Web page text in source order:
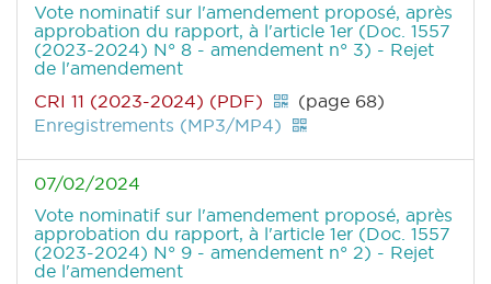
Vote nominatif sur l'amendement proposé, après
approbation du rapport, à l'article 1er (Doc. 1557
(2023-2024) N° 8 - amendement n° 3) - Rejet
de l'amendement
CRI 11 (2023-2024) (PDF)
(page 68)
Enregistrements (MP3/MP4)
07/02/2024
Vote nominatif sur l'amendement proposé, après
approbation du rapport, à l'article 1er (Doc. 1557
(2023-2024) N° 9 - amendement n° 2) - Rejet
de l'amendement